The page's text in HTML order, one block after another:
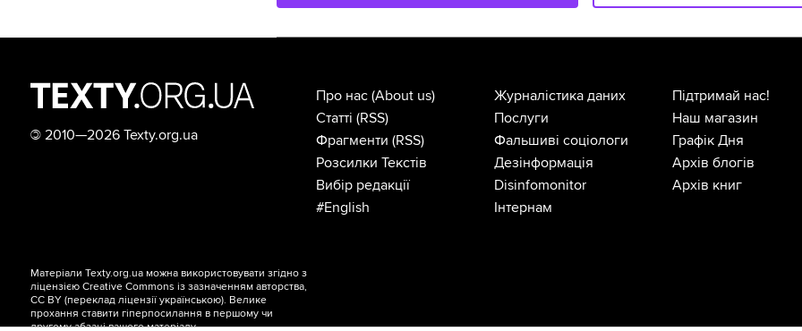
© 2010—2026 Texty.org.ua
Про нас (About us)
Статті (RSS)
Фрагменти (RSS)
Розсилки Текстів
Вибір редакції
#English
Журналістика даних
Послуги
Фальшиві соціологи
Дезінформація
Disinfomonitor
Інтернам
Підтримай нас!
Наш магазин
Графік Дня
Архів блогів
Архів книг
Матеріали Texty.org.ua можна використовувати згідно з
ліцензієюCreative Commons із зазначенням авторства,
CC BY (переклад ліцензіїукраїнською). Велике
прохання ставити гіперпосилання в першому чи
другому абзаці вашого матеріалу.